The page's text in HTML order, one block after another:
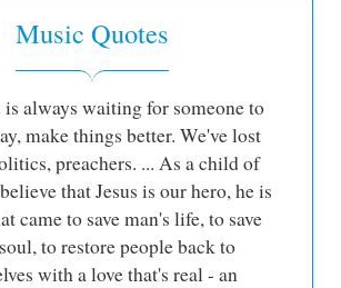
Music Quotes
always waiting for someone to
make things better. We've lost
preachers. ... As a child of
that Jesus is our hero, he is
came to save man's life, to save
to restore people back to
with a love that's real - an